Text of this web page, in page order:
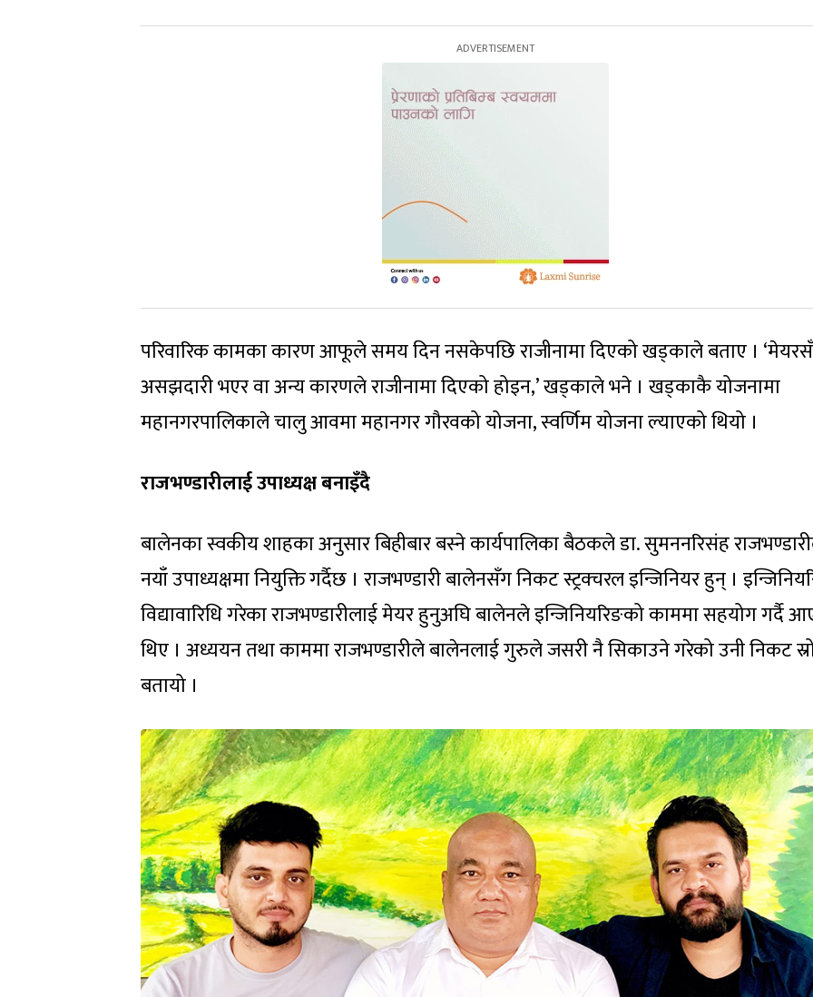
परिवारिक कामका कारण आफूले समय दिन नसकेपछि राजीनामा दिएको खड्काले बताए ।
असझदारी भएर वा अन्य कारणले राजीनामा दिएको होइन,’ खड्काले भने । खड्काकै योजनामा
महानगरपालिकाले चालु आवमा महानगर गौरवको योजना, स्वर्णिम योजना ल्याएको थियो ।
राजभण्डारीलाई उपाध्यक्ष बनाइँदै
बालेनका स्वकीय शाहका अनुसार बिहीबार बस्ने कार्यपालिका बैठकले डा. सुमननरिसंह
नयाँ उपाध्यक्षमा नियुक्ति गर्दैछ । राजभण्डारी बालेनसँग निकट स्ट्रक्चरल इन्जिनियर हुन् ।
विद्यावारिधि गरेका राजभण्डारीलाई मेयर हुनुअघि बालेनले इन्जिनियरिङको काममा सहयोग गर्दै
थिए । अध्ययन तथा काममा राजभण्डारीले बालेनलाई गुरुले जसरी नै सिकाउने गरेको उनी निकट
बतायो ।